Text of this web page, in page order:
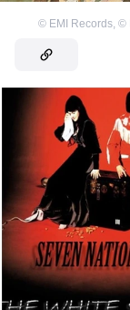
© EMI Records, ©